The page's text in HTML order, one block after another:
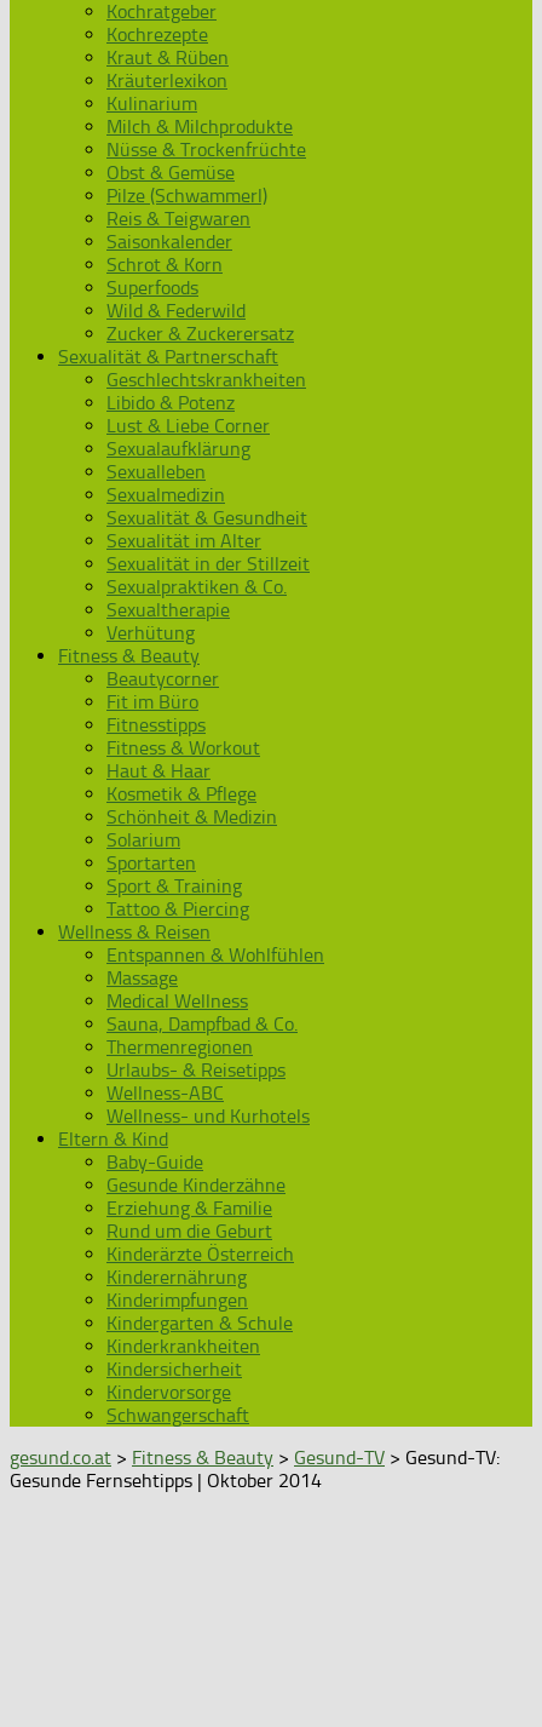
Kochratgeber
Kochrezepte
Kraut & Rüben
Kräuterlexikon
Kulinarium
Milch & Milchprodukte
Nüsse & Trockenfrüchte
Obst & Gemüse
Pilze (Schwammerl)
Reis & Teigwaren
Saisonkalender
Schrot & Korn
Superfoods
Wild & Federwild
Zucker & Zuckerersatz
Sexualität & Partnerschaft
Geschlechtskrankheiten
Libido & Potenz
Lust & Liebe Corner
Sexualaufklärung
Sexualleben
Sexualmedizin
Sexualität & Gesundheit
Sexualität im Alter
Sexualität in der Stillzeit
Sexualpraktiken & Co.
Sexualtherapie
Verhütung
Fitness & Beauty
Beautycorner
Fit im Büro
Fitnesstipps
Fitness & Workout
Haut & Haar
Kosmetik & Pflege
Schönheit & Medizin
Solarium
Sportarten
Sport & Training
Tattoo & Piercing
Wellness & Reisen
Entspannen & Wohlfühlen
Massage
Medical Wellness
Sauna, Dampfbad & Co.
Thermenregionen
Urlaubs- & Reisetipps
Wellness-ABC
Wellness- und Kurhotels
Eltern & Kind
Baby-Guide
Gesunde Kinderzähne
Erziehung & Familie
Rund um die Geburt
Kinderärzte Österreich
Kinderernährung
Kinderimpfungen
Kindergarten & Schule
Kinderkrankheiten
Kindersicherheit
Kindervorsorge
Schwangerschaft
gesund.co.at > Fitness & Beauty > Gesund-TV > Gesund-TV:
Gesunde Fernsehtipps | Oktober 2014